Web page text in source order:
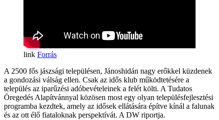
Forrás
A 2500 fős jászsági településen, Jánoshidán nagy erőkkel küzdenek
a gondozási válság ellen. Csak az idős klub működtetésére a
település az iparűzési adóbevételeinek a felét költi. A Tudatos
Öregedés Alapítvánnyal közösen most egy olyan településfejlesztési
programba kezdtek, amely az idősek ellátására építve kínál a falunak
és az ott élő fiataloknak perspektívát. A DW riportja.